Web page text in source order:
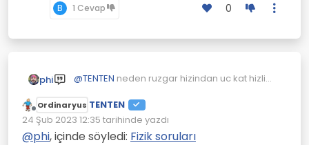
B 1 Cevap 0
phi @TENTEN neden ruzgar hizindan uc kat hizli
Çevrimdışı
Ordinaryus TENTEN
24 Şub 2023 12:35 tarihinde yazdı
Son düzenleyen:
@phi, içinde söyledi: Fizik soruları